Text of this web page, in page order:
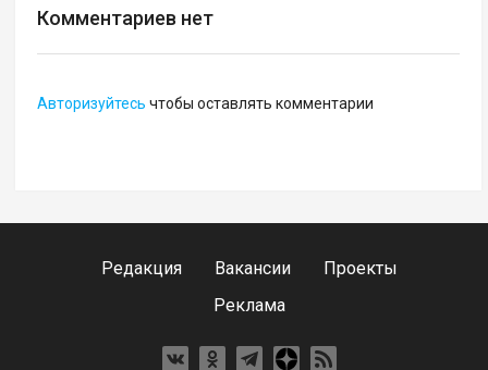
Комментариев нет
Авторизуйтесь чтобы оставлять комментарии
Редакция Вакансии
Проекты
Реклама